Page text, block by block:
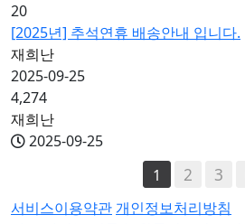
20
[2025년] 추석연휴 배송안내 입니다.
재희난
2025-09-25
4,274
재희난
2025-09-25
1
2 3
서비스이용약관 개인정보처리방침